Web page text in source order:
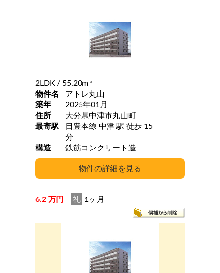
2LDK / 55.20m 2
物件名
アトレ丸山
築年
2025年01月
住所
大分県中津市丸山町
最寄駅
日豊本線 中津 駅 徒歩 15
分
構造
鉄筋コンクリート造
6.2 万円 礼 1ヶ月